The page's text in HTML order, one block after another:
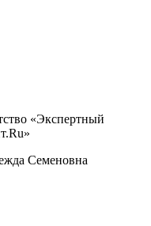
«Экспертный
Семеновна